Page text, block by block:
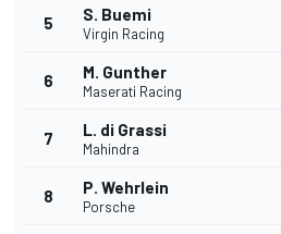
5 S. Buemi
Virgin Racing
6 M. Gunther
Maserati Racing
7 L. di Grassi
Mahindra
8 P. Wehrlein
Porsche